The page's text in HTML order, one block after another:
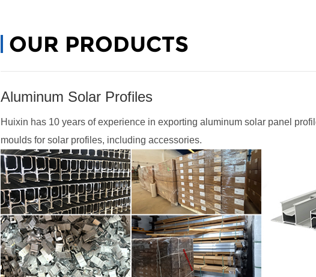
OUR PRODUCTS
Aluminum Solar Profiles
Huixin has 10 years of experience in exporting aluminum solar panel
moulds for solar profiles, including accessories.